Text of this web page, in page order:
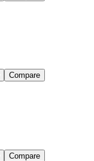
Compare
Compare